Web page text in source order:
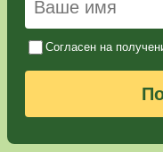
Согласен на